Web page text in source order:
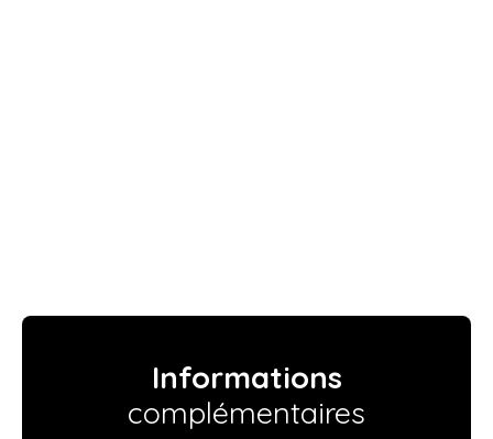
Informations
complémentaires